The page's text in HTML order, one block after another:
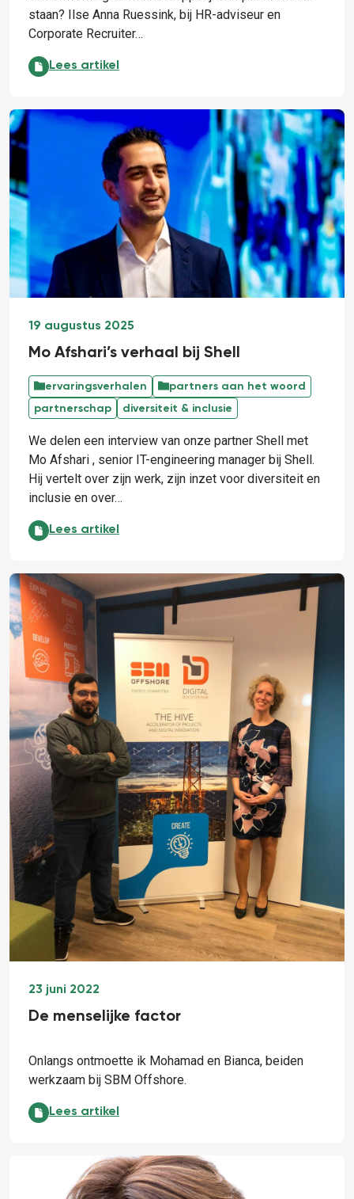
staan? Ilse Anna Ruessink, bij HR-adviseur en
Corporate Recruiter…
TAUW geeft nieuwkomers de ruimte om te groeien:
Lees artikel
19 augustus 2025
Mo Afshari’s verhaal bij Shell
ervaringsverhalen
partners aan het woord
partnerschap
diversiteit & inclusie
We delen een interview van onze partner Shell met
Mo Afshari , senior IT-engineering manager bij Shell.
Hij vertelt over zijn werk, zijn inzet voor diversiteit en
inclusie en over…
Mo Afshari’s verhaal bij Shell:
Lees artikel
23 juni 2022
De menselijke factor
Onlangs ontmoette ik Mohamad en Bianca, beiden
werkzaam bij SBM Offshore.
De menselijke factor:
Lees artikel